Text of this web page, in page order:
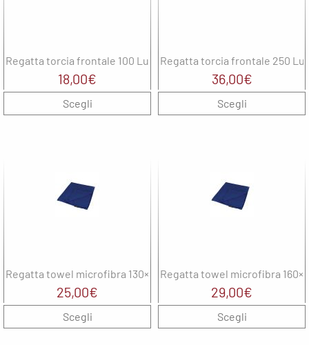
Regatta torcia frontale 100 Lumen
18,00€
Scegli
Regatta torcia frontale 250
36,00€
Scegli
Regatta towel microfibra 130×70
25,00€
Scegli
Regatta towel microfibra
29,00€
Scegli